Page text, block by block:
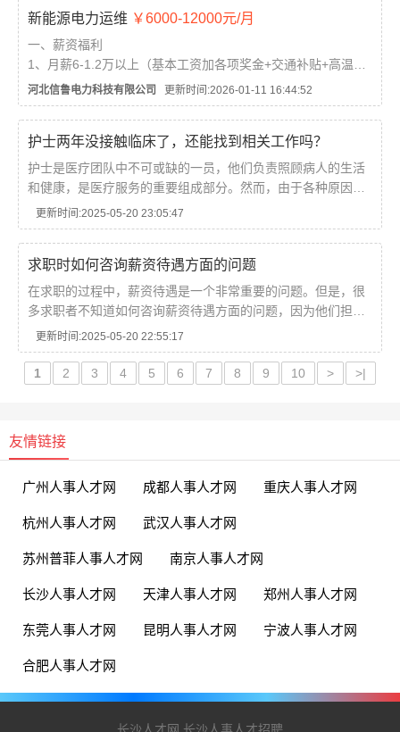
新能源电力运维 ￥6000-12000元/月
一、薪资福利
1、月薪6-1.2万以上（基本工资加各项奖金+交通补贴+高温补
贴+职务津贴）
2、每月4-8天带薪公休 上五险一金
二、招聘条件
1、18-30周，身高170以上，高中及中专以上学历，专业不限
2、身体健康 无前科 无大面积纹...
河北信鲁电力科技有限公司 更新时间:2026-01-11 16:44:52
护士两年没接触临床了，还能找到相关工作吗？
护士是医疗团队中不可或缺的一员，他们负责照顾病人的生活
和健康，是医疗服务的重要组成部分。然而，由于各种原因，
有些护士可能会离开临床工作，长时间没有接触病人和医疗工
作，这样会对他们的职业发展和技能水平造成一定的影...
更新时间:2025-05-20 23:05:47
求职时如何咨询薪资待遇方面的问题
在求职的过程中，薪资待遇是一个非常重要的问题。但是，很
多求职者不知道如何咨询薪资待遇方面的问题，因为他们担心
这样会显得不礼貌或者不专业。其实，咨询薪资待遇是非常正
常的，只要你掌握了正确的方法，就可以避免尴尬...
更新时间:2025-05-20 22:55:17
1 2 3 4 5 6 7 8 9 10 > >|
友情链接
广州人事人才网 成都人事人才网 重庆人事人才网
杭州人事人才网 武汉人事人才网
苏州普菲人事人才网 南京人事人才网
长沙人事人才网 天津人事人才网 郑州人事人才网
东莞人事人才网 昆明人事人才网 宁波人事人才网
合肥人事人才网